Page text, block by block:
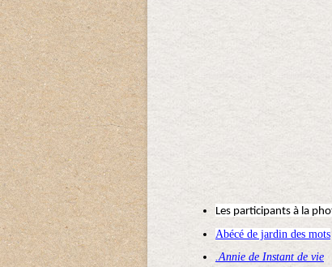
Les participants à la
Abécé de jardin des mots
.Annie de Instant de vie